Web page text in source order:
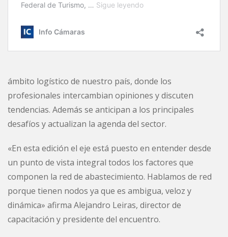
ámbito logístico de nuestro país, donde los
profesionales intercambian opiniones y discuten
tendencias. Además se anticipan a los principales
desafíos y actualizan la agenda del sector.
«En esta edición el eje está puesto en entender desde
un punto de vista integral todos los factores que
componen la red de abastecimiento. Hablamos de red
porque tienen nodos ya que es ambigua, veloz y
dinámica» afirma Alejandro Leiras, director de
capacitación y presidente del encuentro.